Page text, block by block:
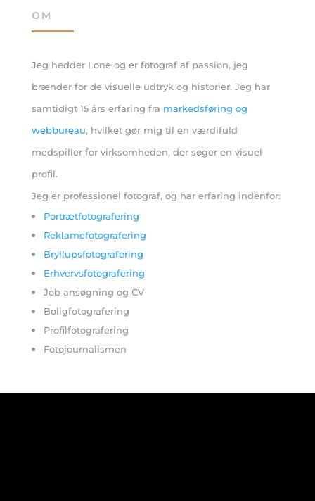
OM
Jeg hedder Lone og er fotograf af passion, jeg
brænder for de visuelle udtryk og historier. Jeg har
samtidigt 15 års erfaring fra markedsføring og
webbureau, hvilket gør mig til en værdifuld
medspiller for virksomheden, der søger en visuel
profil.
Jeg er professionel fotograf, og har erfaring indenfor:
Portrætfotografering
Reklamefotografering
Bryllupsfotografering
Erhvervsfotografering
Job ansøgning og CV
Boligfotografering
Profilfotografering
Fotojournalismen